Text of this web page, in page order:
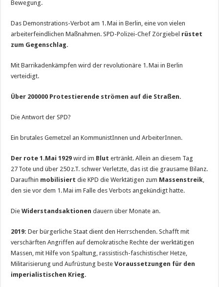
Bewegung.
Das Demonstrations-Verbot am 1. Mai in Berlin, eine von vielen
arbeiterfeindlichen Maßnahmen. SPD-Polizei-Chef Zörgiebel rüstet
zum Gegenschlag.
Mit Barrikadenkämpfen wird der revolutionäre 1. Mai in Berlin
verteidigt.
Über 200000 Protestierende strömen auf die Straßen.
Die Antwort der SPD?
Ein brutales Gemetzel an KommunistInnen und ArbeiterInnen.
Der rote 1.Mai 1929wird im Blut ertränkt. Allein an diesem Tag
27 Tote und über 250 z.T. schwer Verletzte, das ist die grausame Bilanz.
Daraufhin mobilisiertdie KPD die Werktätigen zum Massenstreik,
den sie vor dem 1. Mai im Falle des Verbots angekündigt hatte.
DieWiderstandsaktionen dauern über Monate an.
2019: Der bürgerliche Staat dient den Herrschenden. Schafft mit
verschärften Angriffen auf demokratische Rechte der werktätigen
Massen, mit Hilfe von Spaltung, rassistisch-faschistischer Hetze,
Militarisierung und Aufrüstung besteVoraussetzungen für den
imperialistischen Krieg.